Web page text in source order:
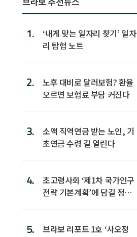
1.
‘내게 맞는 일자리 찾기’ 일자
리 탐험 노트
2.
노후 대비로 달러보험? 환율
오르면 보험료 부담 커진다
3.
소액 직역연금 받는 노인, 기
초연금 수령 길 열린다
4.
초고령사회 ‘제1차 국가인구
전략 기본계획’에 담길 정책
5.
브라보 리포트 1호 ‘사오정